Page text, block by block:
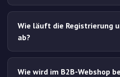
Wie läuft die Registrierung
ab?
Wie wird im B2B-Webshop